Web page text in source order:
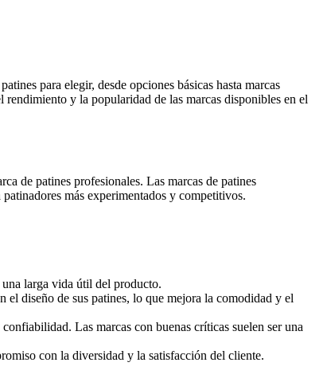
para elegir, desde opciones básicas hasta marcas
rendimiento y la popularidad de las marcas disponibles en el
de patines profesionales. Las marcas de patines
más experimentados y competitivos.
larga vida útil del producto.
diseño de sus patines, lo que mejora la comodidad y el
Las marcas con buenas críticas suelen ser una
con la diversidad y la satisfacción del cliente.